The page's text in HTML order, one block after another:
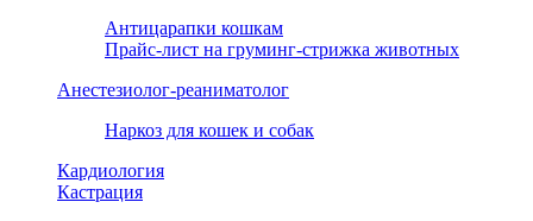
Антицарапки кошкам
Прайс-лист на груминг-стрижка животных
Анестезиолог-реаниматолог
Наркоз для кошек и собак
Кардиология
Кастрация